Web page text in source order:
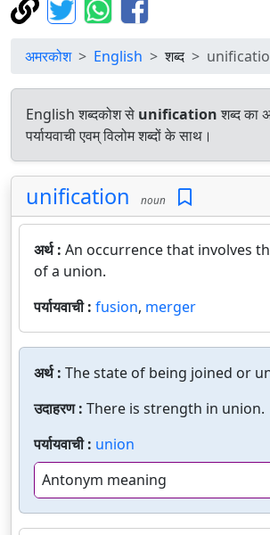
अमरकोश English शब्द
English शब्दकोश से unificationशब्द का
पर्यायवाची एवम् विलोम शब्दों के साथ।
unification noun
अर्थ : An occurrence that involves
of a union.
पर्यायवाची : fusion, merger
अर्थ : The state of being joined or
उदाहरण : There is strength in union.
पर्यायवाची : union
Antonym meaning